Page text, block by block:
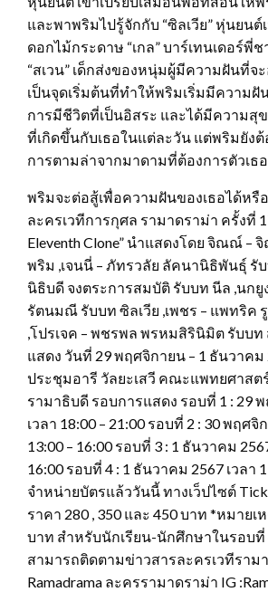
และพาพริมไปรู้จักกับ “ซิลเวีย” หุ่นยนต์
ดอกไม้กระดาษ “เกล” บาร์เทนเดอร์พี่
“สเวน” เด็กส่งของหนุ่มผู้มีความฝันที่จ
เป็นจุดเริ่มต้นที่ทำให้พริมเริ่มมีความฝั
การมีชีวิตที่เป็นอิสระ และได้มีความสุ
ที่เกิดขึ้นกับเธอในแต่ละวัน แต่พริมยัง
การตามล่าจากมาดามที่ต้องการตัวเธ
พริมจะต่อสู้เพื่อความฝันของเธอได้หรื
ละครเวทีการกุศล รามาดราม่า ครั้งที่
Eleventh Clone” นำแสดงโดย จิณณ์ –
พริม ,เจนนี่ – ภัทรวลัย ลัคนานิธิพันธุ์ รับ
นิธิบดี จงตระการสมบัติ รับบท นีล ,นกยู
รัตนมณี รับบท ซิลเวีย ,เพชร – แพทริค
,โปรเจค – พชรพล พรหมสิรินิมิต รับบท
แสดง วันที่ 29 พฤศจิกายน – 1 ธันวาค
ประชุมอารี วัลยะเสวี คณะแพทยศาสต
รามาธิบดี รอบการแสดง รอบที่ 1 : 29
เวลา 18:00 – 21:00 รอบที่ 2 : 30 พฤศจิ
13:00 – 16:00 รอบที่ 3 : 1 ธันวาคม
16:00 รอบที่ 4 : 1 ธันวาคม 2567 เวลา
จำหน่ายบัตรแล้ววันนี้ ทางเว็ปไซต์
ราคา 280 , 350 และ 450 บาท *หมายเ
บาท สำหรับนักเรียน-นักศึกษาในรอบที่
สามารถติดตามข่าวสารละครเวทีราม
Ramadrama ละครรามาดราม่า IG